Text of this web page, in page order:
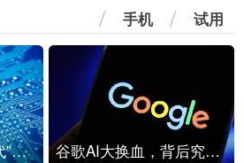
手机 试用
美国也要搞“国产替代”？先算清三笔账 谷歌AI大换血，背后究竟发生了什么？